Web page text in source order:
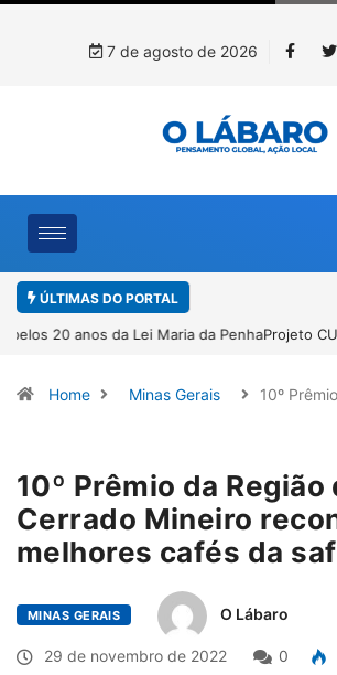
7 de agosto de 2026
ÚLTIMAS DO PORTAL
Projeto CUTUCAR abre nova edição e semeia
Home Minas Gerais 10º
10º Prêmio da Região
Cerrado Mineiro
melhores cafés da
MINAS GERAIS O Lábaro
29 de novembro de 2022 0